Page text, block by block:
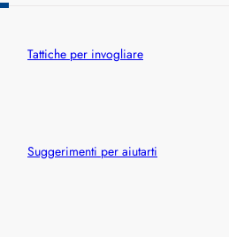
Tattiche per invogliare
Suggerimenti per aiutarti